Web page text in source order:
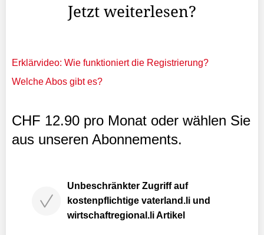
Jetzt weiterlesen?
Erklärvideo: Wie funktioniert die Registrierung?
Welche Abos gibt es?
CHF 12.90 pro Monat oder wählen Sie
aus unseren Abonnements.
Unbeschränkter Zugriff auf
kostenpflichtige vaterland.li und
wirtschaftregional.li Artikel